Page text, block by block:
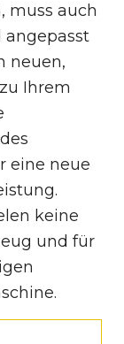
muss auch
angepasst
neuen,
Ihrem
eine neue
keine
und für